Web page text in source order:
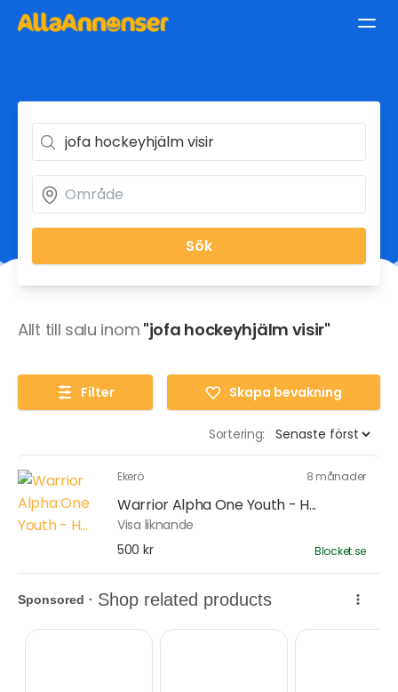
Sök
Allt till salu inom "jofa hockeyhjälm visir"
Filter Skapa bevakning
Sortering:
Ekerö 8 månader
Warrior Alpha One Youth - H...
Visa liknande
500 kr
Blocket.se